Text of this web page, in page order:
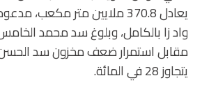
يعادل 370.8 ملايين متر
مقابل استمرار ضعف مخزون سد الحسن
يتجاوز 28 في المائة.